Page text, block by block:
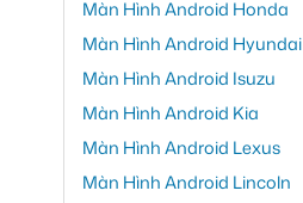
Màn Hình Android Honda
Màn Hình Android Hyundai
Màn Hình Android Isuzu
Màn Hình Android Kia
Màn Hình Android Lexus
Màn Hình Android Lincoln